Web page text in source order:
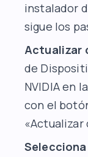
instalador
sigue los
Actualizar
de
NVIDIA en
con el